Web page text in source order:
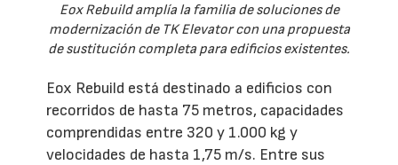
Eox Rebuild amplía la familia de soluciones de
modernización de TK Elevator con una propuesta
de sustitución completa para edificios existentes.
Eox Rebuild está destinado a edificios con
recorridos de hasta 75 metros, capacidades
comprendidas entre 320 y 1.000 kg y
velocidades de hasta 1,75 m/s. Entre sus